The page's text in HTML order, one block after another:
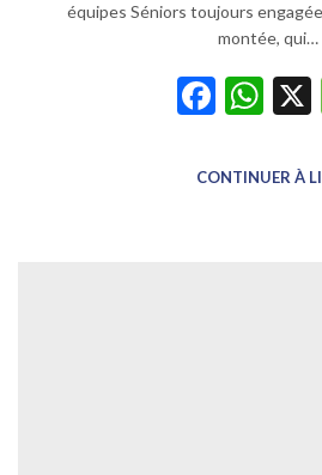
équipes Séniors toujours
montée, qui…
CONTINUER À